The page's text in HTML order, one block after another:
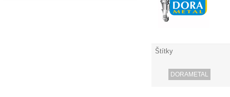
Štítky
DORAMETAL